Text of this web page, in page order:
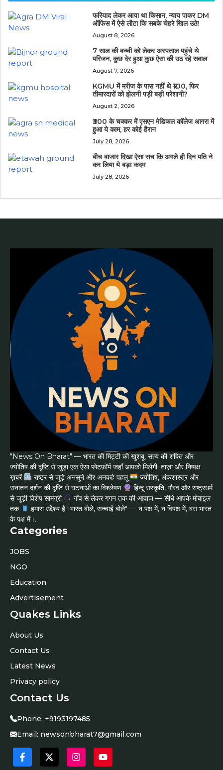
फरियाद लेकर आया था किसान, न्याय पाकर DM
ऑफिस में ऐसे लौटा कि सबके चेहरे खिल उठे!
August 8, 2026
7 साल की बच्ची को लेकर अस्पताल पहुंचे थे
परिजन, कुछ देर हुआ कुछ ऐसा की उठ रहे सवाल
August 7, 2026
KGMU में मरीज के पास नहीं थे ₹100, फिर
तीमारदारों को झेलनी पड़ी बड़ी परेशानी?
August 2, 2026
₹300 के चक्कर में एसएन मेडिकल कॉलेज आगरा में
हुआ ये काम, हर कोई हैरान
July 28, 2026
बीच बाजार दिखा ऐसा सच कि अगले ही दिन पति ने
कर लिया ये बड़ा कदम
July 28, 2026
"News On Bharat" — भारत की मिट्टी की खुशबू, सत्य की शक्ति और
ज्योतिष की दृष्टि से जुड़ा एक ऐसा प्लेटफ़ॉर्म जहाँ आपको मिलेंगी: ताज़ा और निष्पक्ष
ख़बरें
राष्ट्र से जुड़े अनसुने और अनकहे पहलू
ज्योतिष, अंकशास्त्र और
सनातन दर्शन की दृष्टि से घटनाओं का विश्लेषण
हिन्दू संस्कृति, गौरव और राष्ट्रधर्म
से जुड़ी विशेष सामग्री
गाँव से लेकर गगन तक की आवाज — सीधे आपके मोबाइल
तक
हमारा उद्देश्य है "भारत बोले, सच्चाई बोले" — न पक्ष में, न विपक्ष में, बस भारत
के पक्ष में।.
Categories
JOBS
NGO
Education
Advertisement
Quakes Links
About Us
Contact Us
Latest News
Privacy policy
Contact Us
Phone: +9193197485
Email: newsonbharat7@gmail.com